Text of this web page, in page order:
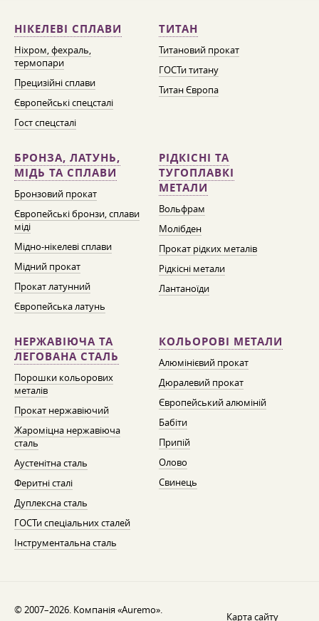
НІКЕЛЕВІ СПЛАВИ
Ніхром, фехраль,
термопари
Прецизійні сплави
Європейські спецсталі
Гост спецсталі
ТИТАН
Титановий прокат
ГОСТи титану
Титан Європа
БРОНЗА, ЛАТУНЬ,
МІДЬ ТА СПЛАВИ
Бронзовий прокат
Європейські бронзи, сплави
міді
Мідно-нікелеві сплави
Мідний прокат
Прокат латунний
Європейська латунь
РІДКІСНІ ТА
ТУГОПЛАВКІ
МЕТАЛИ
Вольфрам
Молібден
Прокат рідких металів
Рідкісні метали
Лантаноїди
НЕРЖАВІЮЧА ТА
ЛЕГОВАНА СТАЛЬ
Порошки кольорових
металів
Прокат нержавіючий
Жароміцна нержавіюча
сталь
Аустенітна сталь
Феритні сталі
Дуплексна сталь
ГОСТи спеціальних сталей
Інструментальна сталь
КОЛЬОРОВІ МЕТАЛИ
Алюмінієвий прокат
Дюралевий прокат
Європейський алюміній
Бабіти
Припій
Олово
Свинець
© 2007–2026. Компанія «Auremo».
Карта сайту